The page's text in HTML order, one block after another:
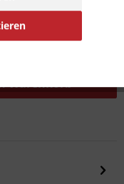
Warenkorb